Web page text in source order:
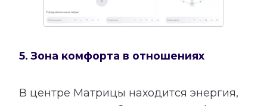
5. Зона комфорта в отношениях
В центре Матрицы находится энергия,